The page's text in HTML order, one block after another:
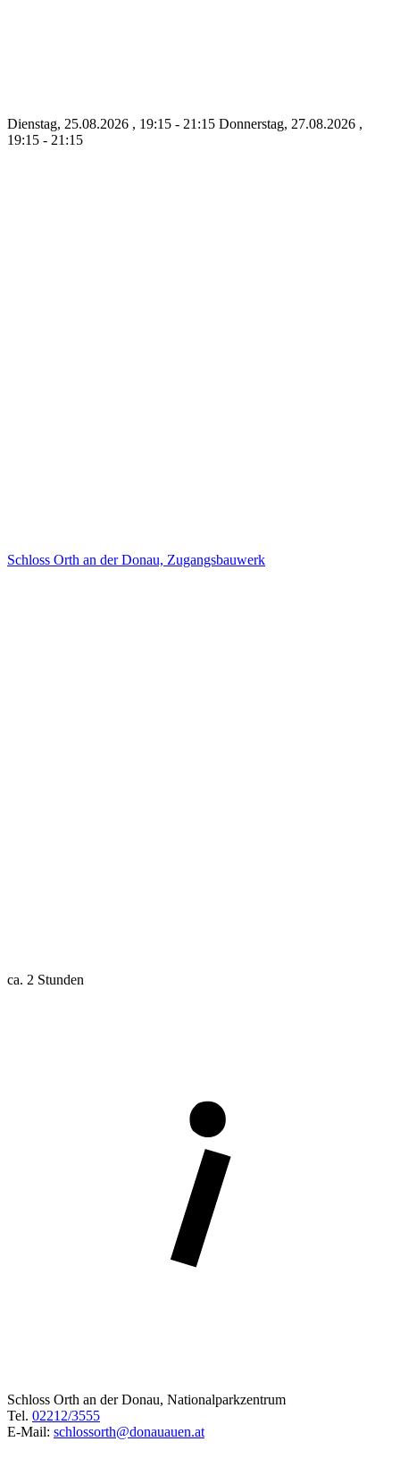
Dienstag, 25.08.2026 , 19:15 - 21:15 Donnerstag, 27.08.2026 ,
19:15 - 21:15
Schloss Orth an der Donau, Zugangsbauwerk
ca. 2 Stunden
Schloss Orth an der Donau, Nationalparkzentrum
Tel. 02212/3555
E-Mail: schlossorth@donauauen.at